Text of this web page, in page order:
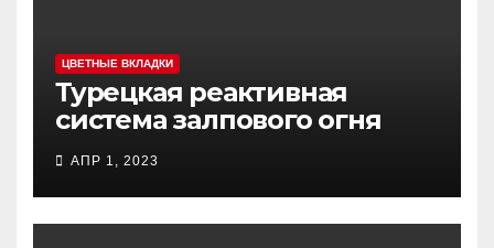
ЦВЕТНЫЕ ВКЛАДКИ
Турецкая реактивная
система залпового огня
MCL (Multi-Caliber Launcher)
АПР 1, 2023